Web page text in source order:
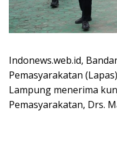
Indonews.web.id,
Pemasyarakatan
Lampung menerima
Pemasyarakatan, Drs.